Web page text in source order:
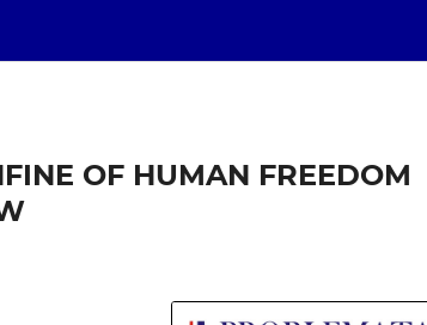
OF HUMAN FREEDOM